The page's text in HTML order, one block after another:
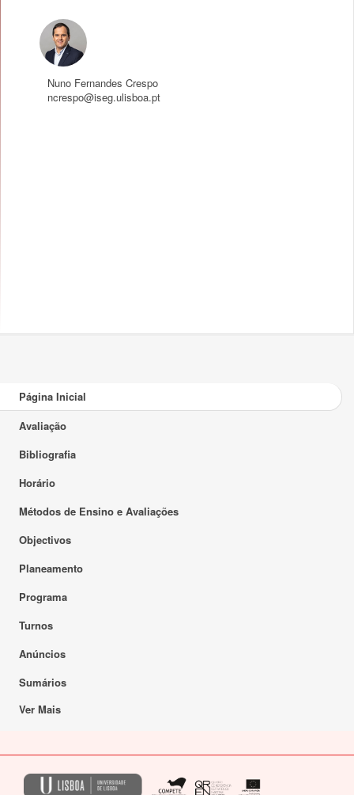
Nuno Fernandes Crespo
ncrespo@iseg.ulisboa.pt
Página Inicial
Avaliação
Bibliografia
Horário
Métodos de Ensino e Avaliações
Objectivos
Planeamento
Programa
Turnos
Anúncios
Sumários
Ver Mais